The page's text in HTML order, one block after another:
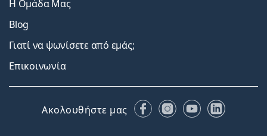
Η Ομάδα Μας
Blog
Γιατί να ψωνίσετε από εμάς;
Επικοινωνία
Ακολουθήστε μας FacebookInstagram
YouTubeLinkedIn